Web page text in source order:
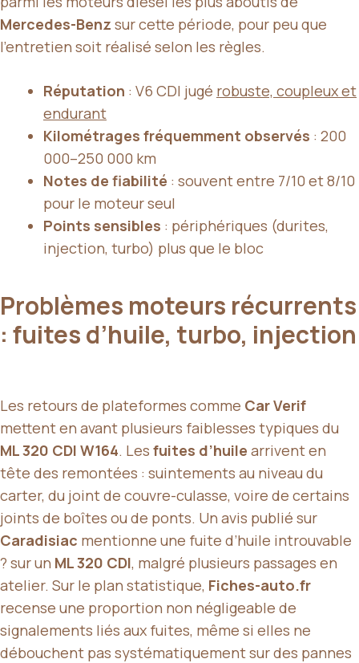
Mercedes-Benz sur cette période, pour peu que
l’entretien soit réalisé selon les règles.
Réputation : V6 CDI jugé robuste, coupleux et
endurant
Kilométrages fréquemment observés : 200
000–250 000 km
Notes de fiabilité : souvent entre 7/10 et 8/10
pour le moteur seul
Points sensibles : périphériques (durites,
injection, turbo) plus que le bloc
Problèmes moteurs récurrents
: fuites d’huile, turbo, injection
Les retours de plateformes comme Car Verif
mettent en avant plusieurs faiblesses typiques du
ML 320 CDI W164. Les fuites d’huile arrivent en
tête des remontées : suintements au niveau du
carter, du joint de couvre-culasse, voire de certains
joints de boîtes ou de ponts. Un avis publié sur
Caradisiac mentionne une fuite d’huile introuvable
? sur un ML 320 CDI, malgré plusieurs passages en
atelier. Sur le plan statistique, Fiches-auto.fr
recense une proportion non négligeable de
signalements liés aux fuites, même si elles ne
débouchent pas systématiquement sur des pannes